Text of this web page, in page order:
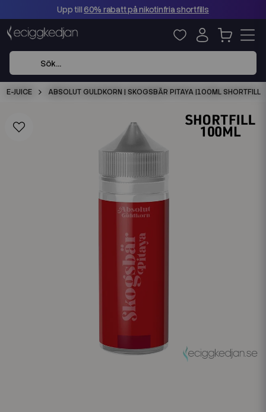
Upp till60% rabatt på nikotinfria shortfills
E-JUICE ABSOLUT GULDKORN | SKOGSBÄR PITAYA |100ML SHORTFILL